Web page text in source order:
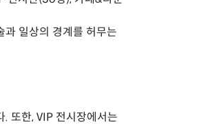
일상의 경계를 허무는
. 또한, VIP 전시장에서는